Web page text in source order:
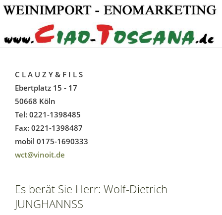
C L A U Z Y & F I L S
Ebertplatz 15 - 17
50668 Köln
Tel: 0221-1398485
Fax: 0221-1398487
mobil 0175-1690333
wct@vinoit.de
Es berät Sie Herr: Wolf-Dietrich
JUNGHANNSS